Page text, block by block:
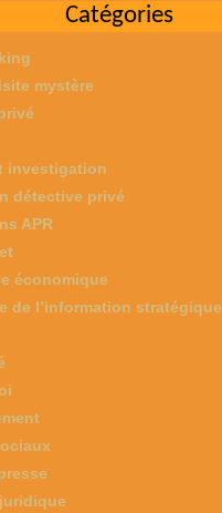
Catégories
mystère
investigation
détective privé
APR
économique
de l’information stratégique